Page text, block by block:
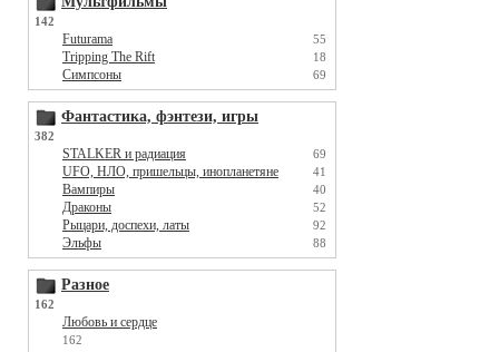
142
Futurama 55
Tripping The Rift 18
Симпсоны 69
Фантастика, фэнтези, игры
382
STALKER и радиация 69
UFO, НЛО, пришельцы, инопланетяне 41
Вампиры 40
Драконы 52
Рыцари, доспехи, латы 92
Эльфы 88
Разное
162
Любовь и сердце
162